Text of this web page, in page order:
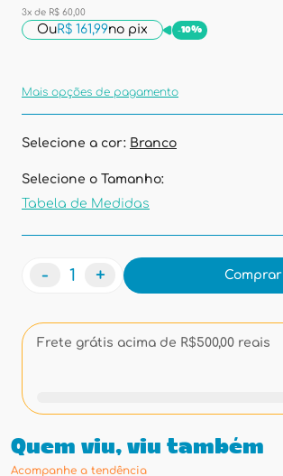
3x de R$ 60,00
OuR$ 161,99no pix -10%
Mais opções de pagamento
Selecione a cor: Branco
Selecione o Tamanho:
Tabela de Medidas
- + Comprar
Frete grátis acima de R$500,00 reais
Quem viu, viu também
Acompanhe a tendência